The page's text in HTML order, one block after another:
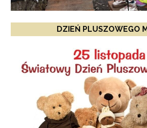
DZIEŃ PLUSZOWEGO